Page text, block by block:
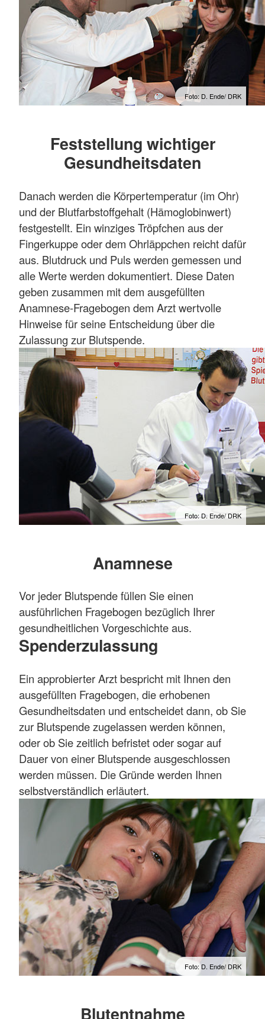
Foto: D. Ende/ DRK
Feststellung wichtiger
Gesundheitsdaten
Danach werden die Körpertemperatur (im Ohr)
und der Blutfarbstoffgehalt (Hämoglobinwert)
festgestellt. Ein winziges Tröpfchen aus der
Fingerkuppe oder dem Ohrläppchen reicht dafür
aus. Blutdruck und Puls werden gemessen und
alle Werte werden dokumentiert. Diese Daten
geben zusammen mit dem ausgefüllten
Anamnese-Fragebogen dem Arzt wertvolle
Hinweise für seine Entscheidung über die
Zulassung zur Blutspende.
Foto: D. Ende/ DRK
Anamnese
Vor jeder Blutspende füllen Sie einen
ausführlichen Fragebogen bezüglich Ihrer
gesundheitlichen Vorgeschichte aus.
Spenderzulassung
Ein approbierter Arzt bespricht mit Ihnen den
ausgefüllten Fragebogen, die erhobenen
Gesundheitsdaten und entscheidet dann, ob Sie
zur Blutspende zugelassen werden können,
oder ob Sie zeitlich befristet oder sogar auf
Dauer von einer Blutspende ausgeschlossen
werden müssen. Die Gründe werden Ihnen
selbstverständlich erläutert.
Foto: D. Ende/ DRK
Blutentnahme